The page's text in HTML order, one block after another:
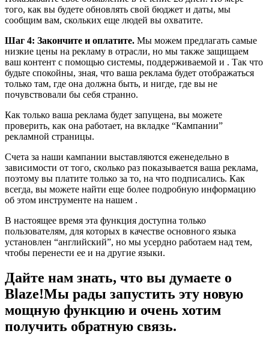
того, как вы будете обновлять свой бюджет и даты, мы
сообщим вам, скольких еще людей вы охватите.
Шаг 4: Закончите и оплатите. Мы можем предлагать самые
низкие цены на рекламу в отрасли, но мы также защищаем
ваш контент с помощью системы, поддерживаемой и . Так что
будьте спокойны, зная, что ваша реклама будет отображаться
только там, где она должна быть, и нигде, где вы не
почувствовали бы себя странно.
Как только ваша реклама будет запущена, вы можете
проверить, как она работает, на вкладке “Кампании”
рекламной страницы.
Счета за наши кампании выставляются еженедельно в
зависимости от того, сколько раз показывается ваша реклама,
поэтому вы платите только за то, на что подписались. Как
всегда, вы можете найти еще более подробную информацию
об этом инструменте на нашем .
В настоящее время эта функция доступна только
пользователям, для которых в качестве основного языка
установлен “английский”, но мы усердно работаем над тем,
чтобы перенести ее и на другие языки.
Дайте нам знать, что вы думаете о
Blaze!Мы рады запустить эту новую
мощную функцию и очень хотим
получить обратную связь.